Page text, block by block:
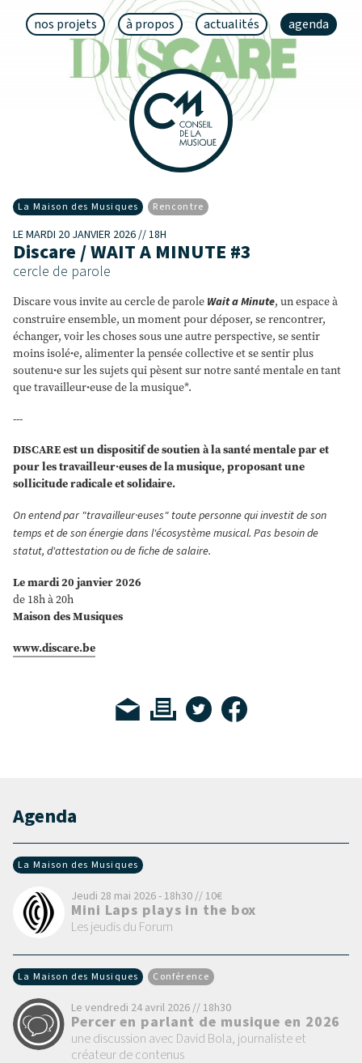
nos projets à propos actualités agenda
La Maison des Musiques Rencontre
LE MARDI 20 JANVIER 2026 // 18H
Discare / WAIT A MINUTE #3
cercle de parole
Discare vous invite au cercle de parole Wait a Minute, un espace à
construire ensemble, un moment pour déposer, se rencontrer,
échanger, voir les choses sous une autre perspective, se sentir
moins isolé·e, alimenter la pensée collective et se sentir plus
soutenu·e sur les sujets qui pèsent sur notre santé mentale en tant
que travailleur·euse de la musique*.
---
DISCAREest un dispositif de soutien à la santé mentale par et
pour les travailleur·euses de la musique, proposant une
sollicitude radicale et solidaire.
On entend par "travailleur·euses" toute personne qui investit de son
temps et de son énergie dans l'écosystème musical. Pas besoin de
statut, d'attestation ou de fiche de salaire.
Le mardi 20 janvier 2026
de 18h à 20h
Maison des Musiques
www.discare.be
Agenda
La Maison des Musiques
Jeudi 28 mai 2026 - 18h30 // 10€
Mini Laps plays in the box
Les jeudis du Forum
La Maison des Musiques Conférence
Le vendredi 24 avril 2026 // 18h30
Percer en parlant de musique en 2026
une discussion avec David Bola, journaliste et
créateur de contenus